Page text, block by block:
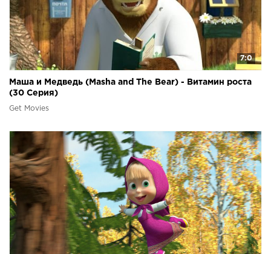
7:0
Маша и Медведь (Masha and The Bear) - Витамин роста
(30 Серия)
Get Movies